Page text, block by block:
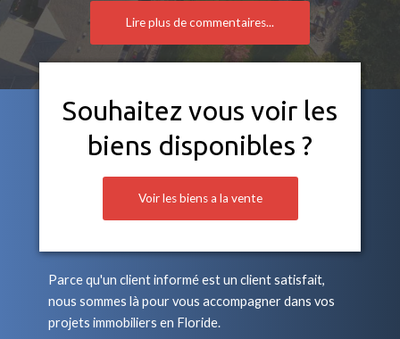
Lire plus de commentaires...
Souhaitez vous voir les
biens disponibles ?
Voir les biens a la vente
Parce qu'un client informé est un client satisfait,
nous sommes là pour vous accompagner dans vos
projets immobiliers en Floride.